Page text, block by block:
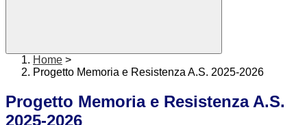
Home >
Progetto Memoria e Resistenza A.S. 2025-2026
Progetto Memoria e Resistenza A.S.
2025-2026